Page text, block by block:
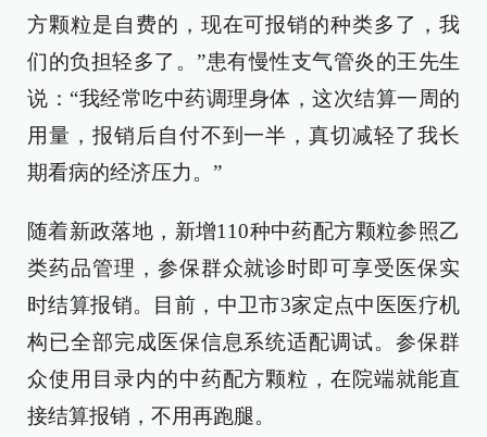
方颗粒是自费的，现在可报销的种类多了，我
们的负担轻多了。”患有慢性支气管炎的王先生
说：“我经常吃中药调理身体，这次结算一周的
用量，报销后自付不到一半，真切减轻了我长
期看病的经济压力。”
随着新政落地，新增110种中药配方颗粒参照乙
类药品管理，参保群众就诊时即可享受医保实
时结算报销。目前，中卫市3家定点中医医疗机
构已全部完成医保信息系统适配调试。参保群
众使用目录内的中药配方颗粒，在院端就能直
接结算报销，不用再跑腿。